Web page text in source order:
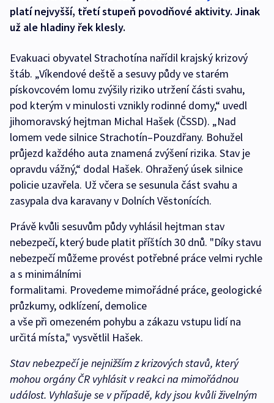
platí nejvyšší, třetí stupeň povodňové aktivity. Jinak
už ale hladiny řek klesly.
Evakuaci obyvatel Strachotína nařídil krajský krizový
štáb. „Víkendové deště a sesuvy půdy ve starém
pískovcovém lomu zvýšily riziko utržení části svahu,
pod kterým v minulosti vznikly rodinné domy,“ uvedl
jihomoravský hejtman Michal Hašek (ČSSD). „Nad
lomem vede silnice Strachotín–Pouzdřany. Bohužel
průjezd každého auta znamená zvýšení rizika. Stav je
opravdu vážný,“ dodal Hašek. Ohražený úsek silnice
policie uzavřela. Už včera se sesunula část svahu a
zasypala dva karavany v Dolních Věstonících.
Právě kvůli sesuvům půdy vyhlásil hejtman stav
nebezpečí, který bude platit příštích 30 dnů. "Díky stavu
nebezpečí můžeme provést potřebné práce velmi rychle
a s minimálními
formalitami. Provedeme mimořádné práce, geologické
průzkumy, odklízení, demolice
a vše při omezeném pohybu a zákazu vstupu lidí na
určitá místa," vysvětlil Hašek.
Stav nebezpečí je nejnižším z krizových stavů, který
mohou orgány ČR vyhlásit v reakci na mimořádnou
událost. Vyhlašuje se v případě, kdy jsou kvůli živelným